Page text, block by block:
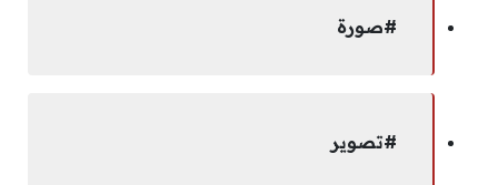
#صورة
#تصوير